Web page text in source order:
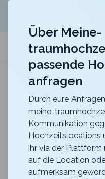
meine-
Maxililian
Für eine
Bist du gerade dabei,
die Braut und eure
Über Meine-
passende
anfragen
Durch eure
meine-
Kommunikation
Hochzeitslocations
ihr via der
auf die Location
aufmerksam